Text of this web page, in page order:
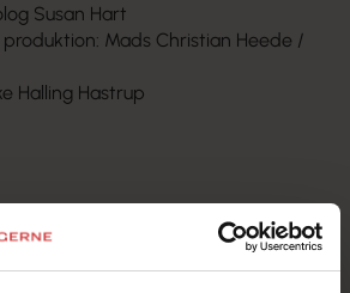
Susan Hart
Mads Christian Heede /
Halling Hastrup
iSpotifyeller påPodimo